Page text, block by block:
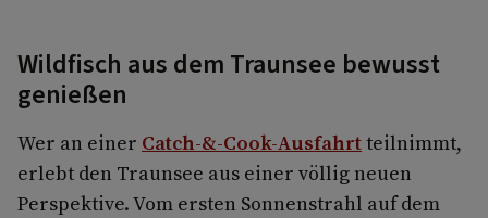
Wildfisch aus dem Traunsee bewusst
genießen
Wer an einer Catch-&-Cook-Ausfahrtteilnimmt,
erlebt den Traunsee aus einer völlig neuen
Perspektive. Vom ersten Sonnenstrahl auf dem